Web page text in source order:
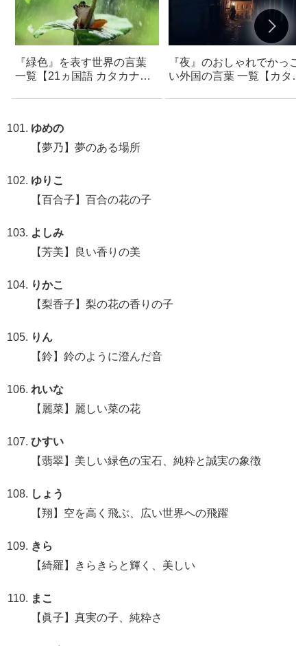
『緑色』を表す世界の言葉
一覧【21ヵ国語 カタカナ読
『夜』のおしゃれでかっこ
い外国の言葉 一覧【カタカ
ゆめの
【夢乃】夢のある場所
ゆりこ
【百合子】百合の花の子
よしみ
【芳美】良い香りの美
りかこ
【梨香子】梨の花の香りの子
りん
【鈴】鈴のように澄んだ音
れいな
【麗菜】麗しい菜の花
ひすい
【翡翠】美しい緑色の宝石、純粋と誠実の象徴
しょう
【翔】空を高く飛ぶ、広い世界への飛躍
きら
【綺羅】きらきらと輝く、美しい
まこ
【眞子】真実の子、純粋さ